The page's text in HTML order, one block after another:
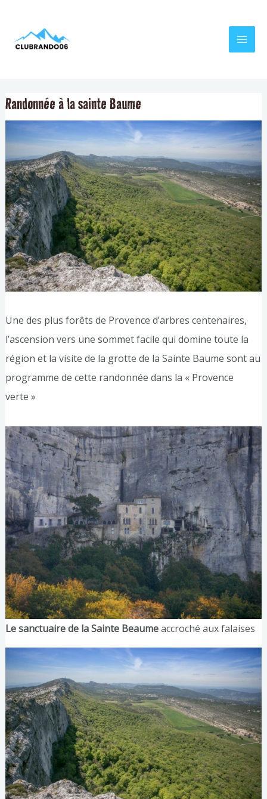
contenu
Randonnée à la sainte Baume
Une des plus forêts de Provence d’arbres centenaires,
l’ascension vers une sommet facile qui domine toute la
région et la visite de la grotte de la Sainte Baume sont au
programme de cette randonnée dans la « Provence
verte »
Le sanctuaire de la Sainte Beaumeaccroché aux falaises
de
l’article